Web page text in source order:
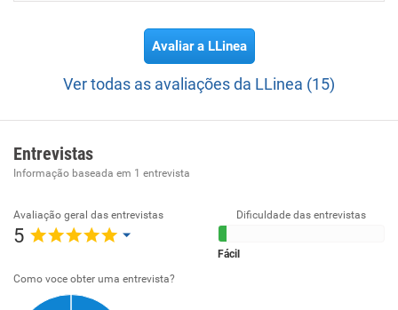
Avaliar a LLinea
Ver todas as avaliações da LLinea (15)
Entrevistas
Informação baseada em 1 entrevista
Avaliação geral das entrevistas
5
Dificuldade das entrevistas
Fácil
Como voce obter uma entrevista?